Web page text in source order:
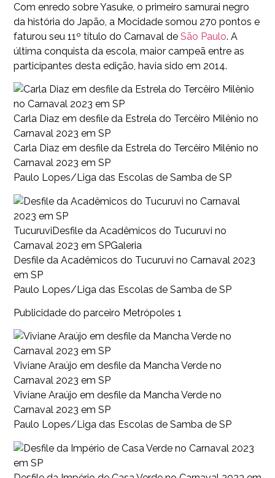
Com enredo sobre Yasuke, o primeiro samurai negro
da história do Japão, a Mocidade somou 270 pontos e
faturou seu 11º título do Carnaval de São Paulo. A
última conquista da escola, maior campeã entre as
participantes desta edição, havia sido em 2014.
Carla Diaz em desfile da Estrela do Tercêiro Milênio no
Carnaval 2023 em SP
Carla Diaz em desfile da Estrela do Tercêiro Milênio no
Carnaval 2023 em SP
Paulo Lopes/Liga das Escolas de Samba de SP
TucuruviDesfile da Acadêmicos do Tucuruvi no
Carnaval 2023 em SPGaleria
Desfile da Acadêmicos do Tucuruvi no Carnaval 2023
em SP
Paulo Lopes/Liga das Escolas de Samba de SP
Publicidade do parceiro Metrópoles 1
Viviane Araújo em desfile da Mancha Verde no
Carnaval 2023 em SP
Viviane Araújo em desfile da Mancha Verde no
Carnaval 2023 em SP
Paulo Lopes/Liga das Escolas de Samba de SP